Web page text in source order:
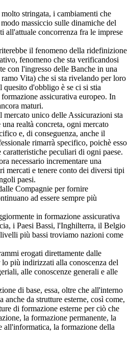
stringata, i cambiamenti che
massiccio sulle dinamiche del
all'attuale concorrenza fra le imprese
il fenomeno della ridefinizione
fenomeno che sta verificandosi
con l'ingresso delle Banche in una
Vita) che si sta rivelando per loro
d'obbligo è se ci si stia
assicurativa europeo. In
maturi.
unico delle Assicurazioni sta
realtà concreta, ogni mercato
e, di conseguenza, anche il
rimarrà specifico, poichè esso
peculiari di ogni paese.
necessario incrementare una
mercati e tenere conto dei diversi tipi
paesi.
Compagnie per fornire
ad essere sempre più
in formazione assicurativa
i Paesi Bassi, l'Inghilterra, il Belgio
più bassi troviamo nazioni come
erogati direttamente dalle
lo più indirizzati alla conoscenza del
alle conoscenze generali e alle
di base, essa, oltre che all'interno
da strutture esterne, così come,
di formazione esterne per ciò che
la formazione permanente, la
all'informatica, la formazione della